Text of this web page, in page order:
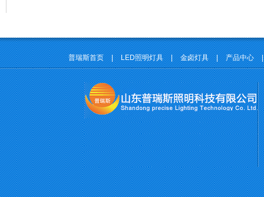
普瑞斯首页 | LED照明灯具 | 金卤灯具 | 产品中心 |